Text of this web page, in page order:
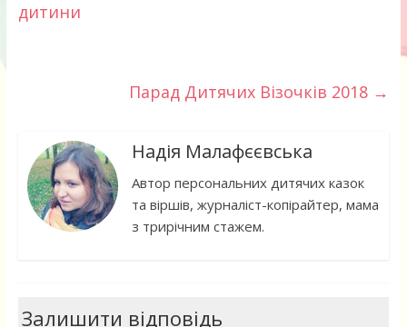
дитини
Парад Дитячих Візочків 2018 →
Надія Малафєєвська
Автор персональних дитячих казок
та віршів, журналіст-копірайтер, мама
з трирічним стажем.
Залишити відповідь